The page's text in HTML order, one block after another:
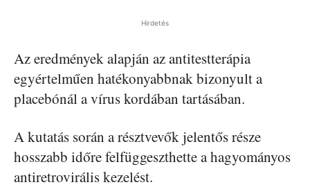
Hirdetés
Az eredmények alapján az antitestterápia
egyértelműen hatékonyabbnak bizonyult a
placebónál a vírus kordában tartásában.
A kutatás során a résztvevők jelentős része
hosszabb időre felfüggeszthette a hagyományos
antiretrovirális kezelést.